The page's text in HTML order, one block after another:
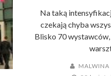
Na taką
czekają chyba
Blisko 70
MALWINA